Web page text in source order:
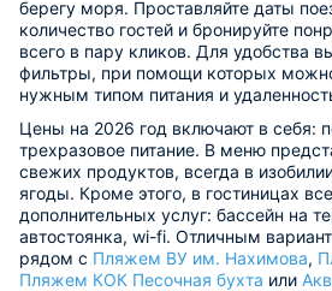
берегу моря. Проставляйте даты
количество гостей и бронируйте
всего в пару кликов. Для удобства
фильтры, при помощи которых
нужным типом питания и
Цены на 2026 год включают в себя:
трехразовое питание. В меню
свежих продуктов, всегда в
ягоды. Кроме этого, в гостиницах
дополнительных услуг: бассейн на
автостоянка, wi-fi. Отличным
рядом с Пляжем ВУ им. Нахимова,
Пляжем КОК Песочная бухта или